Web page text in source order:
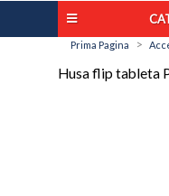
Prima Pagina >
Husa flip tableta